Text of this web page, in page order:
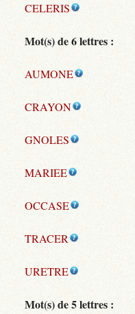
CELERIS
Mot(s) de 6 lettres :
AUMONE
CRAYON
GNOLES
MARIEE
OCCASE
TRACER
URETRE
Mot(s) de 5 lettres :